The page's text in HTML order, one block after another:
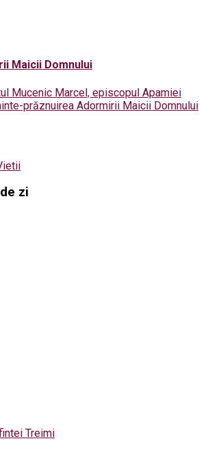
Maicii Domnului
Mucenic Marcel, episcopul Apamiei
prăznuirea Adormirii Maicii Domnului
zi
Treimi